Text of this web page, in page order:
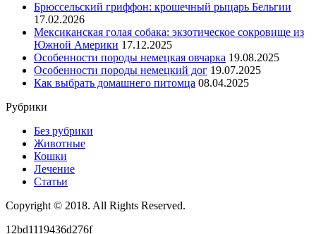
Брюссельский гриффон: крошечный рыцарь Бельгии
17.02.2026
Мексиканская голая собака: экзотическое сокровище из
Южной Америки 17.12.2025
Особенности породы немецкая овчарка 19.08.2025
Особенности породы немецкий дог 19.07.2025
Как выбрать домашнего питомца 08.04.2025
Рубрики
Без рубрики
Животные
Кошки
Лечение
Статьи
Copyright © 2018. All Rights Reserved.
12bd1119436d276f